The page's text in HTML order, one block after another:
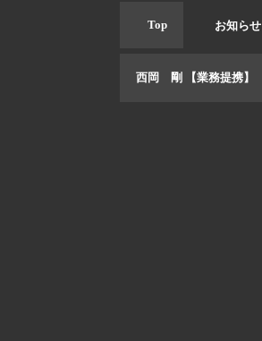
Top お知らせ
西岡 剛 【業務提携】